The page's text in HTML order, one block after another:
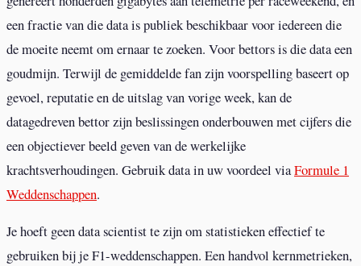
een fractie van die data is publiek beschikbaar voor iedereen die
de moeite neemt om ernaar te zoeken. Voor bettors is die data een
goudmijn. Terwijl de gemiddelde fan zijn voorspelling baseert op
gevoel, reputatie en de uitslag van vorige week, kan de
datagedreven bettor zijn beslissingen onderbouwen met cijfers die
een objectiever beeld geven van de werkelijke
krachtsverhoudingen. Gebruik data in uw voordeel viaFormule 1
Weddenschappen.
Je hoeft geen data scientist te zijn om statistieken effectief te
gebruiken bij je F1-weddenschappen. Een handvol kernmetrieken,